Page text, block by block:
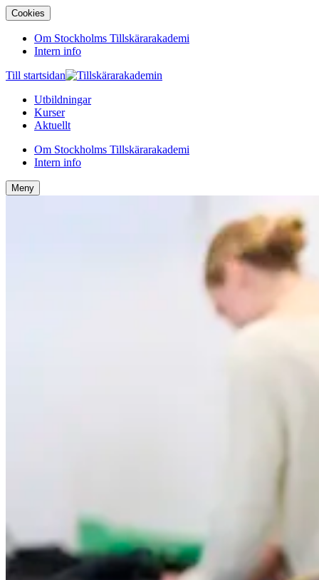
Cookies
Om Stockholms Tillskärarakademi
Intern info
Till startsidan
Utbildningar
Kurser
Aktuellt
Om Stockholms Tillskärarakademi
Intern info
Meny